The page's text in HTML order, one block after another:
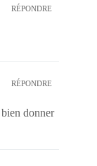
RÉPONDRE
RÉPONDRE
donner